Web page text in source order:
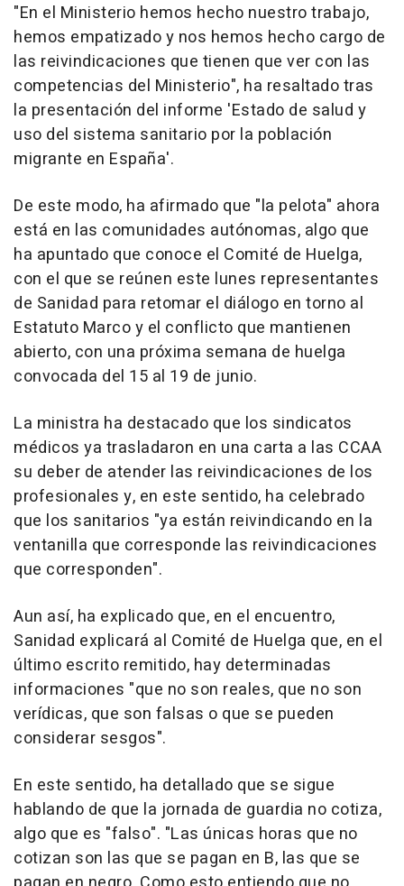
"En el Ministerio hemos hecho nuestro trabajo,
hemos empatizado y nos hemos hecho cargo de
las reivindicaciones que tienen que ver con las
competencias del Ministerio", ha resaltado tras
la presentación del informe 'Estado de salud y
uso del sistema sanitario por la población
migrante en España'.
De este modo, ha afirmado que "la pelota" ahora
está en las comunidades autónomas, algo que
ha apuntado que conoce el Comité de Huelga,
con el que se reúnen este lunes representantes
de Sanidad para retomar el diálogo en torno al
Estatuto Marco y el conflicto que mantienen
abierto, con una próxima semana de huelga
convocada del 15 al 19 de junio.
La ministra ha destacado que los sindicatos
médicos ya trasladaron en una carta a las CCAA
su deber de atender las reivindicaciones de los
profesionales y, en este sentido, ha celebrado
que los sanitarios "ya están reivindicando en la
ventanilla que corresponde las reivindicaciones
que corresponden".
Aun así, ha explicado que, en el encuentro,
Sanidad explicará al Comité de Huelga que, en el
último escrito remitido, hay determinadas
informaciones "que no son reales, que no son
verídicas, que son falsas o que se pueden
considerar sesgos".
En este sentido, ha detallado que se sigue
hablando de que la jornada de guardia no cotiza,
algo que es "falso". "Las únicas horas que no
cotizan son las que se pagan en B, las que se